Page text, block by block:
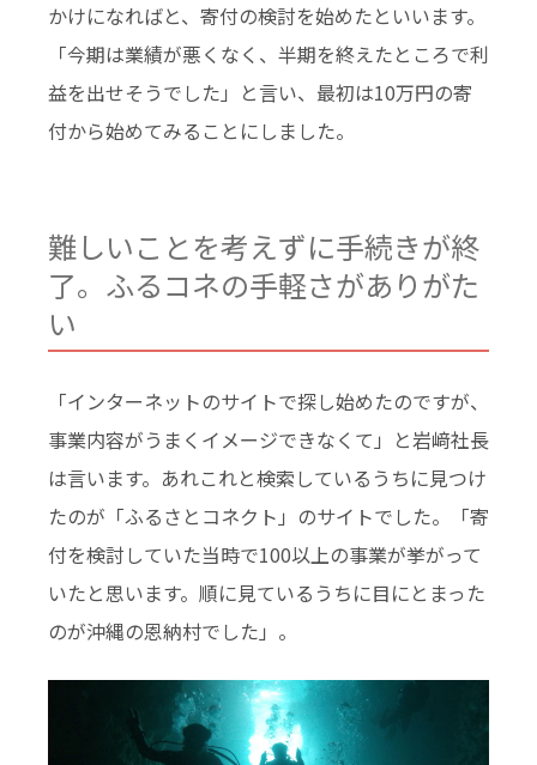
かけになればと、寄付の検討を始めたといいます。
「今期は業績が悪くなく、半期を終えたところで利
益を出せそうでした」と言い、最初は10万円の寄
付から始めてみることにしました。
難しいことを考えずに手続きが終
了。ふるコネの手軽さがありがた
い
「インターネットのサイトで探し始めたのですが、
事業内容がうまくイメージできなくて」と岩﨑社長
は言います。あれこれと検索しているうちに見つけ
たのが「ふるさとコネクト」のサイトでした。「寄
付を検討していた当時で100以上の事業が挙がって
いたと思います。順に見ているうちに目にとまった
のが沖縄の恩納村でした」。